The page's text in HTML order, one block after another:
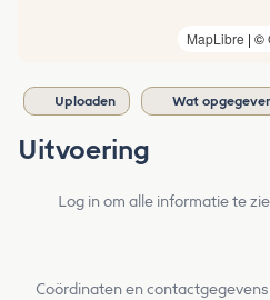
MapLibre | ©
Uploaden Wat
Uitvoering
Log in om alle informatie te
Coördinaten en